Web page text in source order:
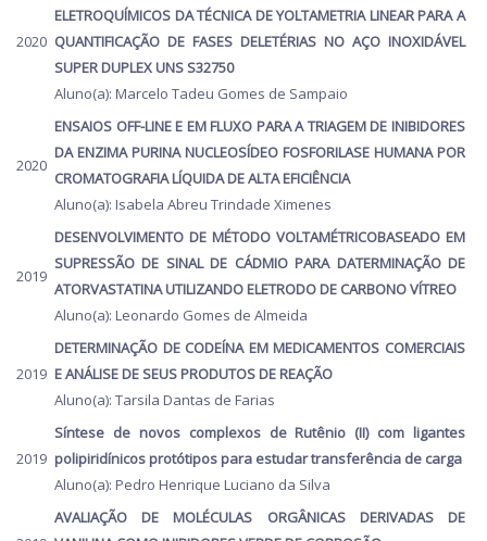
2020
ELETROQUÍMICOS DA TÉCNICA DE YOLTAMETRIA LINEAR PARA A
QUANTIFICAÇÃO DE FASES DELETÉRIAS NO AÇO INOXIDÁVEL
SUPER DUPLEX UNS S32750
Aluno(a): Marcelo Tadeu Gomes de Sampaio
2020
ENSAIOS OFF-LINE E EM FLUXO PARA A TRIAGEM DE INIBIDORES
DA ENZIMA PURINA NUCLEOSÍDEO FOSFORILASE HUMANA POR
CROMATOGRAFIA LÍQUIDA DE ALTA EFICIÊNCIA
Aluno(a): Isabela Abreu Trindade Ximenes
2019
DESENVOLVIMENTO DE MÉTODO VOLTAMÉTRICOBASEADO EM
SUPRESSÃO DE SINAL DE CÁDMIO PARA DATERMINAÇÃO DE
ATORVASTATINA UTILIZANDO ELETRODO DE CARBONO VÍTREO
Aluno(a): Leonardo Gomes de Almeida
2019
DETERMINAÇÃO DE CODEÍNA EM MEDICAMENTOS COMERCIAIS
E ANÁLISE DE SEUS PRODUTOS DE REAÇÃO
Aluno(a): Tarsila Dantas de Farias
2019
Síntese de novos complexos de Rutênio (II) com ligantes
polipiridínicos protótipos para estudar transferência de carga
Aluno(a): Pedro Henrique Luciano da Silva
AVALIAÇÃO DE MOLÉCULAS ORGÂNICAS DERIVADAS DE